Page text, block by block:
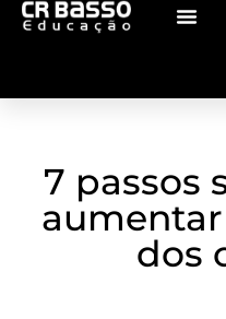
7 passos
dos